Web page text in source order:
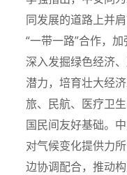
同发展的道路上并
“一带一路”合作，
深入发掘绿色经济
潜力，培育壮大经
旅、民航、医疗卫
国民间友好基础。
对气候变化提供力
边协调配合，推动